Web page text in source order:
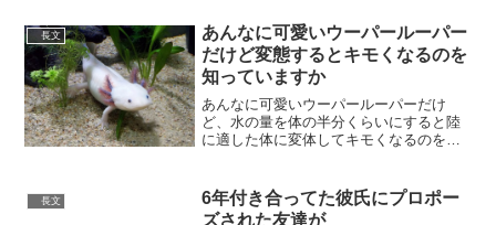
20...
長文
あんなに可愛いウーパールーパー
だけど変態するとキモくなるのを
知っていますか
あんなに可愛いウーパールーパーだけ
ど、水の量を体の半分くらいにすると陸
に適した体に変体してキモくなるのを知
物 (@Gekikawa_Dbts) 2020年2月8日...
長文
6年付き合ってた彼氏にプロポー
ズされた友達が